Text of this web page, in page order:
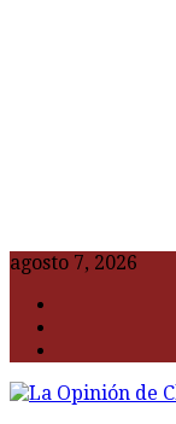
agosto 7, 2026